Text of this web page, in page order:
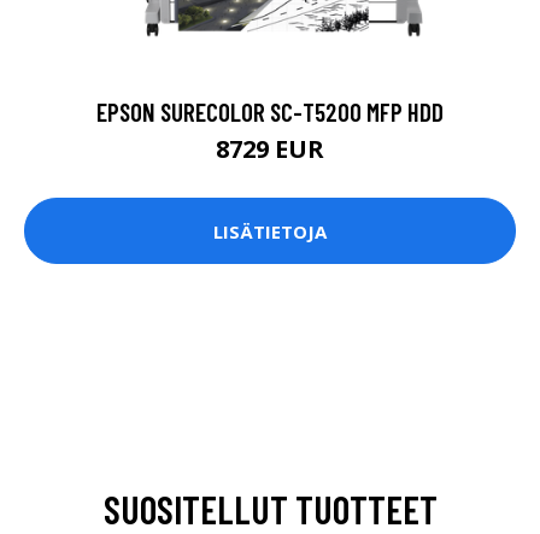
EPSON SURECOLOR SC-T5200 MFP HDD
8729 EUR
LISÄTIETOJA
SUOSITELLUT TUOTTEET